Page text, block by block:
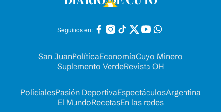
Seguinos en:
San JuanPolíticaEconomíaCuyo Minero
Suplemento VerdeRevista OH
PolicialesPasión DeportivaEspectáculosArgentina
El MundoRecetasEn las redes